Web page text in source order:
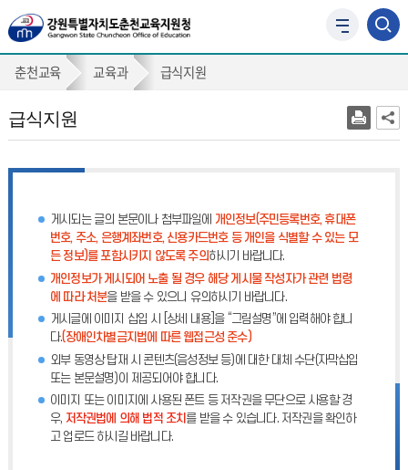
사
가
급
지
춘천교육 교육과 급식지원
급식지원
게시되는 글의 본문이나 첨부파일에 개인정보(주민등록번호, 휴대폰
번호, 주소, 은행계좌번호, 신용카드번호 등 개인을 식별할 수 있는 모
든 정보)를 포함시키지 않도록 주의하시기 바랍니다.
개인정보가 게시되어 노출 될 경우 해당 게시물 작성자가 관련 법령
에 따라 처분을 받을 수 있으니 유의하시기 바랍니다.
게시글에 이미지 삽입 시 [상세 내용]을 “그림설명”에 입력해야 합니
다.(장애인차별금지법에 따른 웹접근성 준수)
외부 동영상 탑재 시 콘텐츠(음성정보 등)에 대한 대체 수단(자막삽입
또는 본문설명)이 제공되어야 합니다.
이미지 또는 이미지에 사용된 폰트 등 저작권을 무단으로 사용할 경
우, 저작권법에 의해 법적 조치 를 받을 수 있습니다. 저작권을 확인하
고 업로드 하시길 바랍니다.